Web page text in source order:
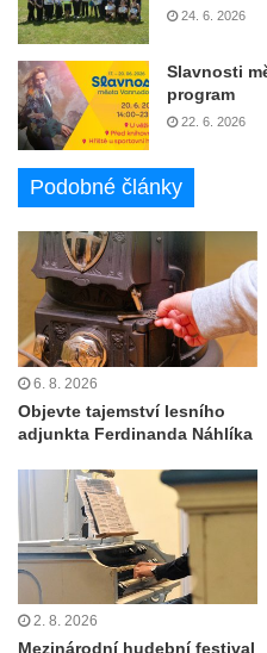
24. 6. 2026
Slavnosti
program
22. 6. 2026
Podobné články
6. 8. 2026
Objevte tajemství lesního
adjunkta Ferdinanda Náhlíka
2. 8. 2026
Mezinárodní hudební festival